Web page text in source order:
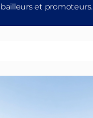
et promoteurs.